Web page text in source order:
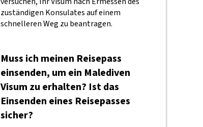
zuständigen Konsulates auf einem
schnelleren Weg zu beantragen.
Muss ich meinen Reisepass
einsenden, um ein Malediven
Visum zu erhalten? Ist das
Einsenden eines Reisepasses
sicher?